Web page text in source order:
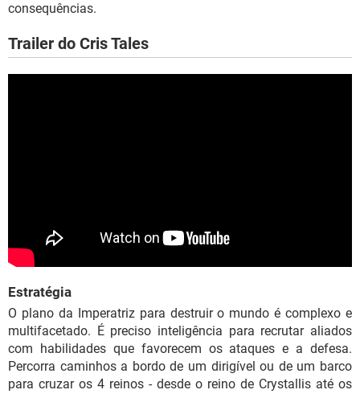
consequências.
Trailer do Cris Tales
Estratégia
O plano da Imperatriz para destruir o mundo é complexo e
multifacetado. É preciso inteligência para recrutar aliados
com habilidades que favorecem os ataques e a defesa.
Percorra caminhos a bordo de um dirigível ou de um barco
para cruzar os 4 reinos - desde o reino de Crystallis até os